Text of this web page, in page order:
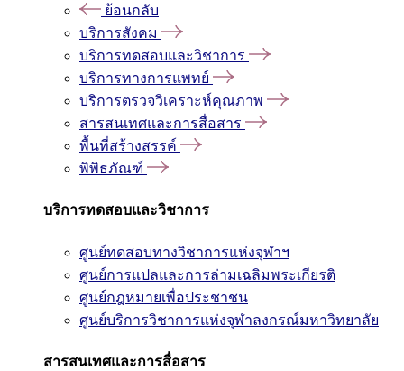
ย้อนกลับ
บริการสังคม
บริการทดสอบและวิชาการ
บริการทางการแพทย์
บริการตรวจวิเคราะห์คุณภาพ
สารสนเทศและการสื่อสาร
พื้นที่สร้างสรรค์
พิพิธภัณฑ์
บริการทดสอบและวิชาการ
ศูนย์ทดสอบทางวิชาการแห่งจุฬาฯ
ศูนย์การแปลและการล่ามเฉลิมพระเกียรติ
ศูนย์กฎหมายเพื่อประชาชน
ศูนย์บริการวิชาการแห่งจุฬาลงกรณ์มหาวิทยาลัย
สารสนเทศและการสื่อสาร